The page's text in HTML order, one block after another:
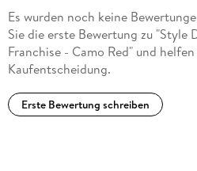
Es wurden noch keine
Sie die erste Bewertung zu "Style
Franchise - Camo Red" und
Kaufentscheidung.
Erste Bewertung schreiben